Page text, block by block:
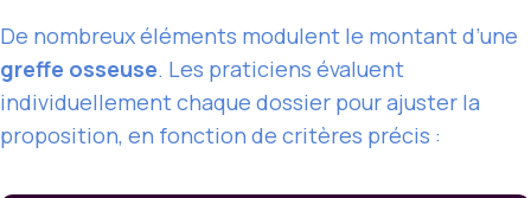
De nombreux éléments modulent le montant d’une
greffe osseuse. Les praticiens évaluent
individuellement chaque dossier pour ajuster la
proposition, en fonction de critères précis :